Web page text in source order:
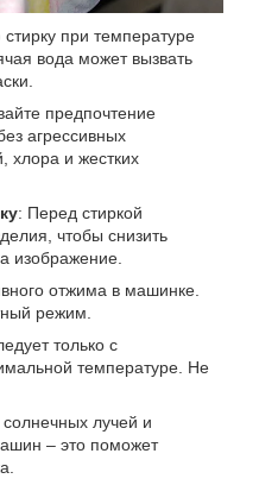
при температуре
вода может вызвать
предпочтение
агрессивных
хлора и жестких
: Перед стиркой
чтобы снизить
изображение.
отжима в машинке.
режим.
только с
температуре. Не
лучей и
– это поможет